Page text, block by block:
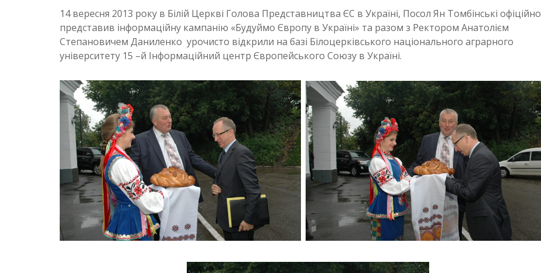
14 вересня 2013 року в Білій Церкві Голова Представництва ЄС в Україні, Посол Ян Томбінські офіційно
представив інформаційну кампанію «Будуймо Європу в Україні» та разом з Ректором Анатолієм
Степановичем Даниленко урочисто відкрили на базі Білоцерківського національного аграрного
університету 15 –й Інформаційний центр Європейського Союзу в Україні.